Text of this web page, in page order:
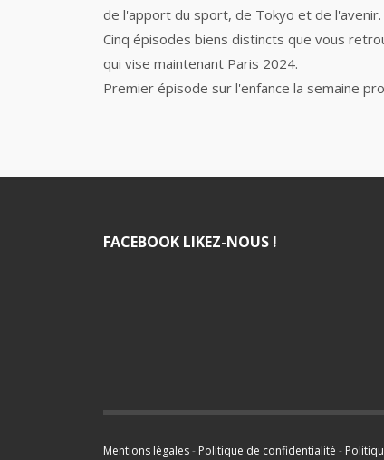
de l'apport du sport, de Tokyo et de l'avenir.
Cinq épisodes biens distincts que vous
qui vise maintenant Paris 2024.
Premier épisode sur l'enfance la semaine
FACEBOOK LIKEZ-NOUS !
Mentions légales- Politique de confidentialité -